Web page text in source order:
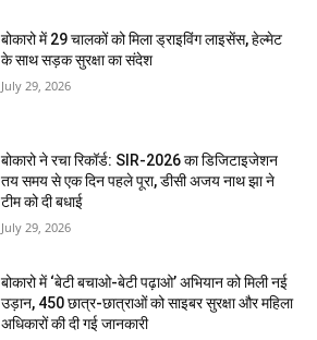
बोकारो में 29 चालकों को मिला ड्राइविंग लाइसेंस, हेल्मेट
के साथ सड़क सुरक्षा का संदेश
July 29, 2026
बोकारो ने रचा रिकॉर्ड: SIR-2026 का डिजिटाइजेशन
तय समय से एक दिन पहले पूरा, डीसी अजय नाथ झा ने
टीम को दी बधाई
July 29, 2026
बोकारो में ‘बेटी बचाओ-बेटी पढ़ाओ’ अभियान को मिली नई
उड़ान, 450 छात्र-छात्राओं को साइबर सुरक्षा और महिला
अधिकारों की दी गई जानकारी